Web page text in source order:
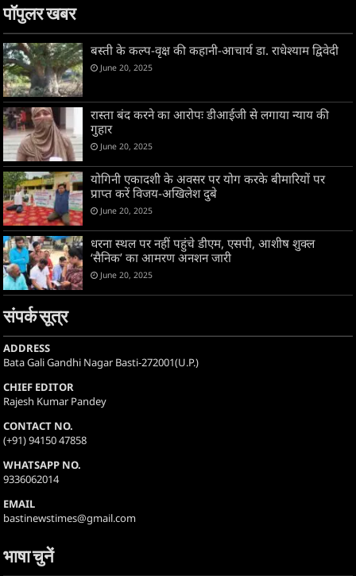
पॉपुलर खबर
बस्ती के कल्प-वृक्ष की कहानी-आचार्य डा. राधेश्याम द्विवेदी
June 20, 2025
रास्ता बंद करने का आरोपः डीआईजी से लगाया न्याय की
गुहार
June 20, 2025
योगिनी एकादशी के अवसर पर योग करके बीमारियों पर
प्राप्त करें विजय-अखिलेश दुबे
June 20, 2025
धरना स्थल पर नहीं पहुंचे डीएम, एसपी, आशीष शुक्ल
‘सैनिक’ का आमरण अनशन जारी
June 20, 2025
संपर्क सूत्र
ADDRESS
Bata Gali Gandhi Nagar Basti-272001(U.P.)
CHIEF EDITOR
Rajesh Kumar Pandey
CONTACT NO.
(+91) 94150 47858
WHATSAPP NO.
9336062014
EMAIL
bastinewstimes@gmail.com
भाषा चुनें